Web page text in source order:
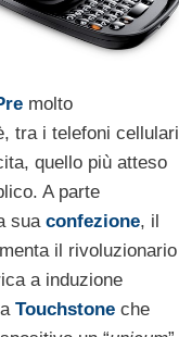
molto
tra i telefoni cellulari
quello più atteso
A parte
sua confezione, il
il rivoluzionario
a induzione
Touchstone che